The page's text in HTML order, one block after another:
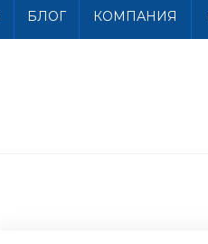
8 (499) 391-04-88
Хлобыстова 15, 2 этаж
БЛОГ КОМПАНИЯ